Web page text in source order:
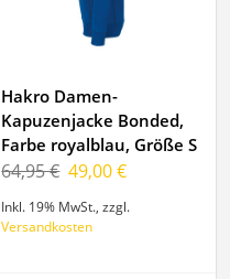
Hakro Damen-
Kapuzenjacke Bonded,
Farbe royalblau, Größe S
64,95 € 49,00 €
Inkl. 19% MwSt. ,zzgl.
Versandkosten